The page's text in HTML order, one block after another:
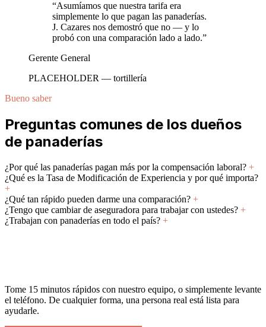
“Asumíamos que nuestra tarifa era
simplemente lo que pagan las panaderías.
J. Cazares nos demostró que no — y lo
probó con una comparación lado a lado.”
Gerente General
PLACEHOLDER — tortillería
Bueno saber
Preguntas comunes de los dueños
de panaderías
¿Por qué las panaderías pagan más por la compensación laboral? +
¿Qué es la Tasa de Modificación de Experiencia y por qué importa?
+
¿Qué tan rápido pueden darme una comparación? +
¿Tengo que cambiar de aseguradora para trabajar con ustedes? +
¿Trabajan con panaderías en todo el país? +
Tome 15 minutos rápidos con nuestro equipo, o simplemente levante
el teléfono. De cualquier forma, una persona real está lista para
ayudarle.